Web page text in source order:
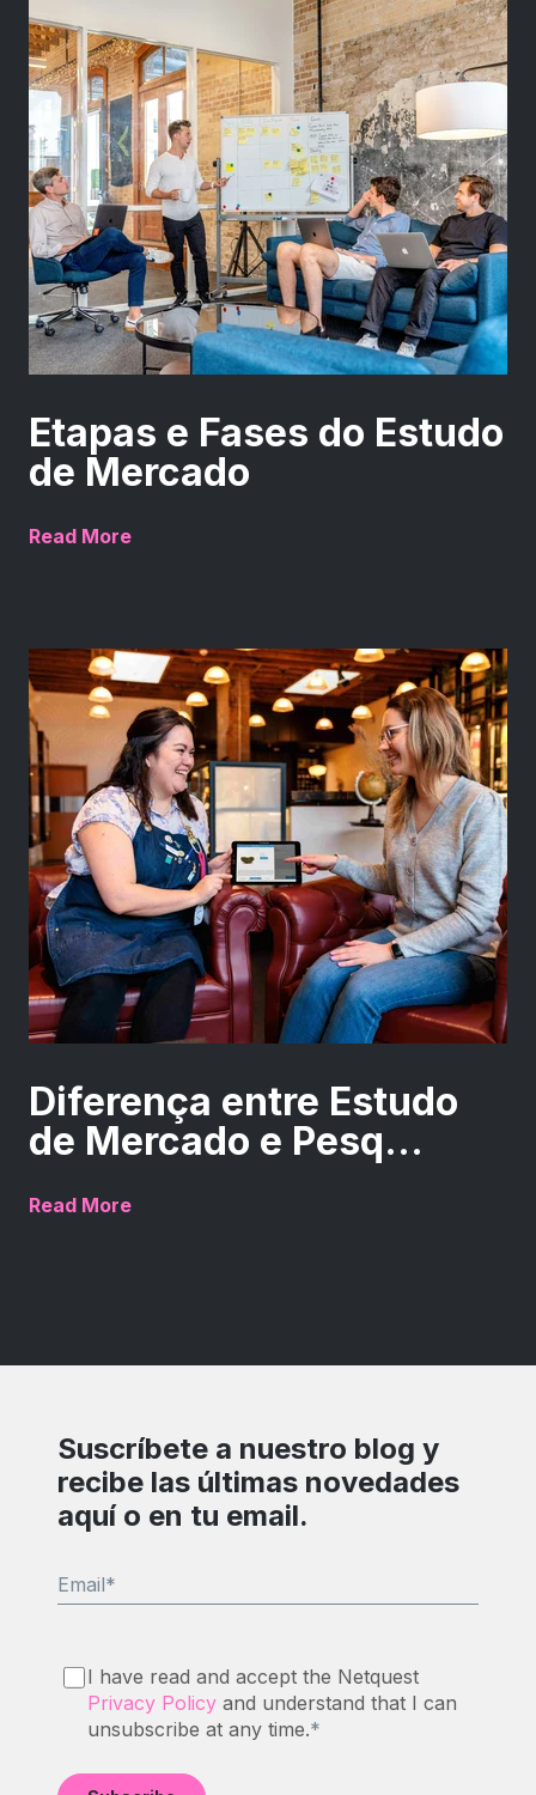
Etapas e Fases do Estudo
de Mercado
Read More
Diferença entre Estudo
de Mercado e Pesq...
Read More
Suscríbete a nuestro blog y
recibe las últimas novedades
aquí o en tu email.
Email*
I have read and accept the Netquest
Privacy Policyand understand that I can
unsubscribe at any time.*